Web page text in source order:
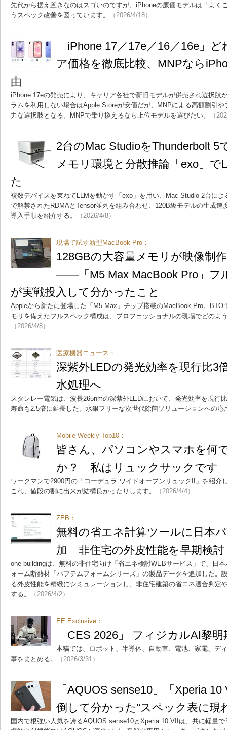
先代から据え置きなのはスゴいのですが、iPhoneの廉価モデルは「よく
うスペック改善を図っています。
（2026/4/18）
「iPhone 17／17e／16／16e」
ア価格を徹底比較、MNPなら
由
iPhone 17eの発売により、キャリア各社で新旧モデルが併売され選択肢
ラムを利用しない場合はApple Storeが安価だが、MNPによる高額割引
力な選択肢となる。MNPで乗り換えるなら上位モデルを選びたい。
（
2台のMac StudioをThunderbolt
メモリ環境と分散推論「exo」
た
複数デバイスを束ねてLLMを動かす「exo」を用い、Mac Studio 2台に
で解禁されたRDMAとTensor並列を組み合わせ、120B級モデルの生成速
導入手順を紹介する。
（2026/4/8）
現場で試す新型MacBook Pro：
128GBの大容量メモリが映像制
――「M5 Max MacBook Pro」フ
が実戦投入して分かったこと
Appleから新たに登場した「M5 Max」チップ搭載のMacBook Pro。BTO
モリを備えたフルスペック構成は、プロフェッショナルの現場でどのよ
（2026/4/8）
医療機器ニュース：
深紫外LEDの発光効率を現行比3
水処理へ
スタンレー電気は、波長265nmの深紫外LEDにおいて、発光効率を現行
寿命も2.5倍に延長した。水銀フリーな次世代除菌ソリューションへの応
Mobile Weekly Top10：
皆さん、パソコンやスマホを何
か？ 私はリュックサックです
ワークマンで2900円の「コーデュラ ワイドオープンリュックII」を紹介
これ、値段の割に出来が結構良かったりします。
（2026/4/4）
ZEB：
無料の省エネ計算ツールに日本
加 非住宅の外皮性能を早期検討
one buildingは、無料の非住宅向け「省エネ検討WEBサービス」で、日
ォーム断熱材「パフテムフォームシリーズ」の製品データを追加した。
る外皮性能を精緻にシミュレーションし、非住宅建築の省エネ適合判定
する。
（2026/4/2）
EE Exclusive：
「CES 2026」 フィジカルAI黎明
本稿では、ロボット、半導体、自動車、電池、家電、デ
事をまとめる。
（2026/3/31）
「AQUOS sense10」「Xperia
倒して分かった“スペック表に現
国内で根強い人気を誇るAQUOS sense10とXperia 10 VIIは、共に軽量